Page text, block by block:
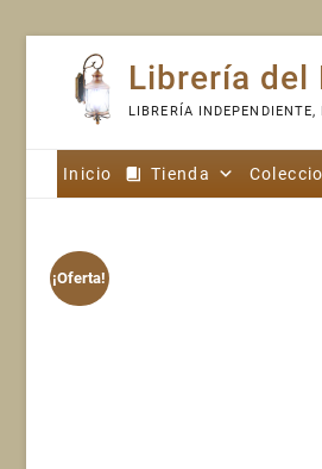
content
Librería del
LIBRERÍA
Inicio Tienda
¡Oferta!